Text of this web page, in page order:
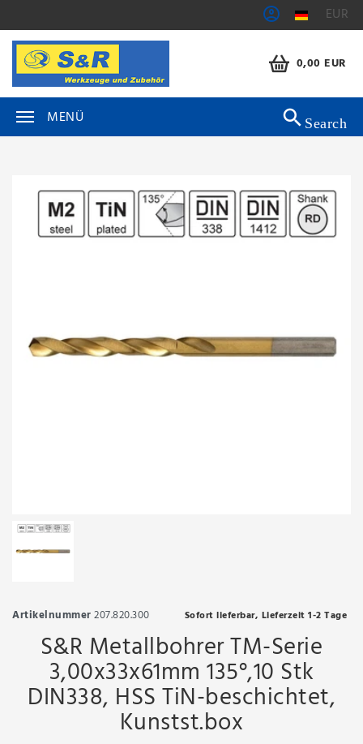
EUR
0,00 EUR
MENÜ Search
Artikelnummer207.820.300 Sofort lieferbar, Lieferzeit 1-2 Tage
S&R Metallbohrer TM-Serie
3,00x33x61mm 135°,10 Stk
DIN338, HSS TiN-beschichtet,
Kunstst.box